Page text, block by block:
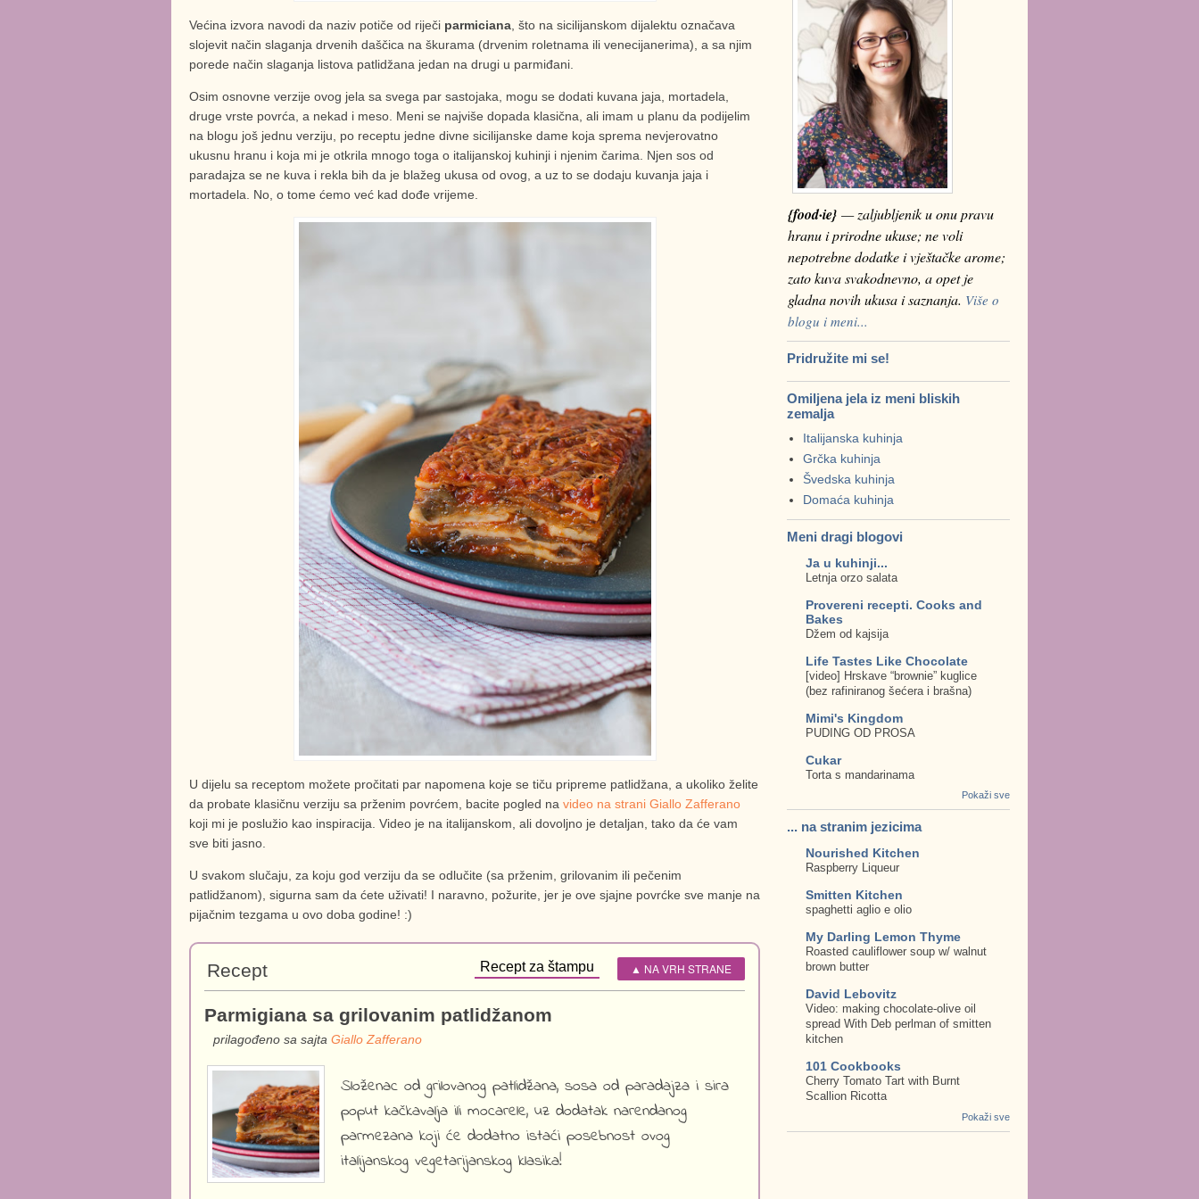
Većina izvora navodi da naziv potiče od riječi parmiciana , što na sicilijanskom dijalektu označava
slojevit način slaganja drvenih daščica na škurama (drvenim roletnama ili venecijanerima), a sa njim
porede način slaganja listova patlidžana jedan na drugi u parmiđani.
Osim osnovne verzije ovog jela sa svega par sastojaka, mogu se dodati kuvana jaja, mortadela,
druge vrste povrća, a nekad i meso. Meni se najviše dopada klasična, ali imam u planu da podijelim
na blogu još jednu verziju, po receptu jedne divne sicilijanske dame koja sprema nevjerovatno
ukusnu hranu i koja mi je otkrila mnogo toga o italijanskoj kuhinji i njenim čarima. Njen sos od
paradajza se ne kuva i rekla bih da je blažeg ukusa od ovog, a uz to se dodaju kuvanja jaja i
mortadela. No, o tome ćemo već kad dođe vrijeme.
U dijelu sa receptom možete pročitati par napomena koje se tiču pripreme patlidžana, a ukoliko želite
da probate klasičnu verziju sa prženim povrćem, bacite pogled na video na strani Giallo Zafferano
koji mi je poslužio kao inspiracija. Video je na italijanskom, ali dovoljno je detaljan, tako da će vam
sve biti jasno.
U svakom slučaju, za koju god verziju da se odlučite (sa prženim, grilovanim ili pečenim
patlidžanom), sigurna sam da ćete uživati! I naravno, požurite, jer je ove sjajne povrćke sve manje na
pijačnim tezgama u ovo doba godine! :)
▲ NA VRH STRANE
Recept za štampu
Recept
Parmigiana sa grilovanim patlidžanom
prilagođeno sa sajta Giallo Zafferano
Složenac od grilovanog patlidžana, sosa od paradajza i sira
poput kačkavalja ili mocarele, uz dodatak narendanog
parmezana koji će dodatno istaći posebnost ovog
italijanskog vegetarijanskog klasika!
{food·ie} — zaljubljenik u onu pravu
hranu i prirodne ukuse; ne voli
nepotrebne dodatke i vještačke arome;
zato kuva svakodnevno, a opet je
gladna novih ukusa i saznanja. Više o
blogu i meni...
Pridružite mi se!
Omiljena jela iz meni bliskih
zemalja
Italijanska kuhinja
Grčka kuhinja
Švedska kuhinja
Domaća kuhinja
Meni dragi blogovi
Ja u kuhinji...
Letnja orzo salata
Provereni recepti. Cooks and
Bakes
Džem od kajsija
Life Tastes Like Chocolate
[video] Hrskave “brownie” kuglice
(bez rafiniranog šećera i brašna)
Mimi's Kingdom
PUDING OD PROSA
Cukar
Torta s mandarinama
Pokaži sve
... na stranim jezicima
Nourished Kitchen
Raspberry Liqueur
Smitten Kitchen
spaghetti aglio e olio
My Darling Lemon Thyme
Roasted cauliflower soup w/ walnut
brown butter
David Lebovitz
Video: making chocolate-olive oil
spread With Deb perlman of smitten
kitchen
101 Cookbooks
Cherry Tomato Tart with Burnt
Scallion Ricotta
Pokaži sve